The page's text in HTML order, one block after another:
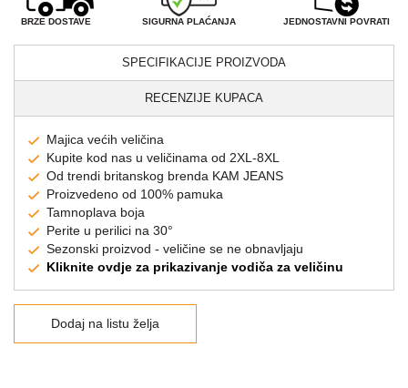
BRZE DOSTAVE SIGURNA PLAĆANJA JEDNOSTAVNI POVRATI
SPECIFIKACIJE PROIZVODA
RECENZIJE KUPACA
Majica većih veličina
Kupite kod nas u veličinama od 2XL-8XL
Od trendi britanskog brenda KAM JEANS
Proizvedeno od 100% pamuka
Tamnoplava boja
Perite u perilici na 30°
Sezonski proizvod - veličine se ne obnavljaju
Kliknite ovdje za prikazivanje vodiča za veličinu
Dodaj na listu želja